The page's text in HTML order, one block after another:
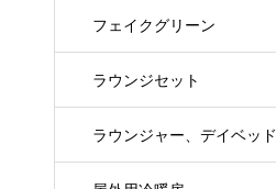
フェイクグリーン
ラウンジセット
ラウンジャー、デイベッド